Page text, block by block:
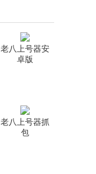
老八上号器安
卓版
老八上号器抓
包